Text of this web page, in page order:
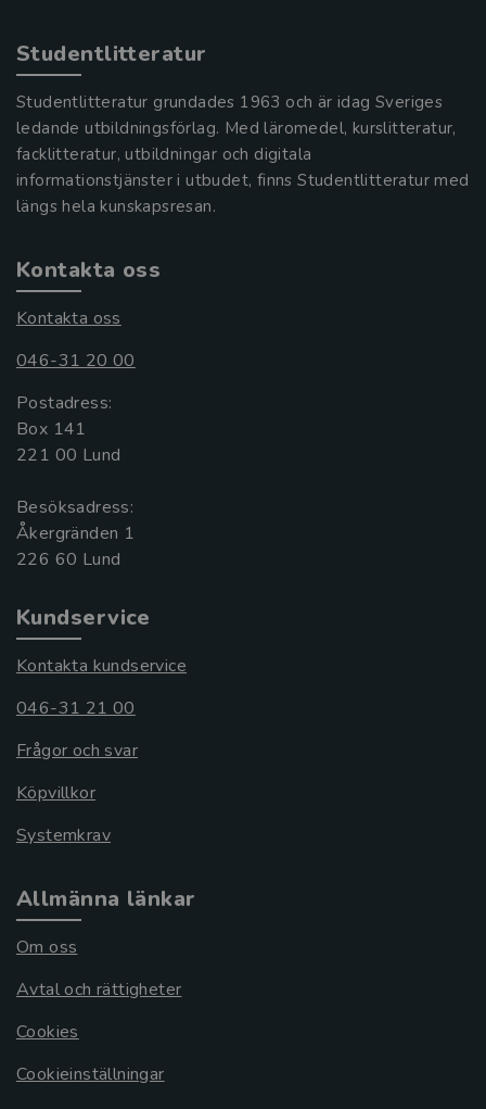
Studentlitteratur
Studentlitteratur grundades 1963 och är idag Sveriges
ledande utbildningsförlag. Med läromedel, kurslitteratur,
facklitteratur, utbildningar och digitala
informationstjänster i utbudet, finns Studentlitteratur med
längs hela kunskapsresan.
Kontakta oss
Kontakta oss
046-31 20 00
Postadress:
Box 141
221 00 Lund
Besöksadress:
Åkergränden 1
Kundservice
Kontakta kundservice
046-31 21 00
Frågor och svar
Köpvillkor
Systemkrav
Allmänna länkar
Om oss
Avtal och rättigheter
Cookies
Cookieinställningar